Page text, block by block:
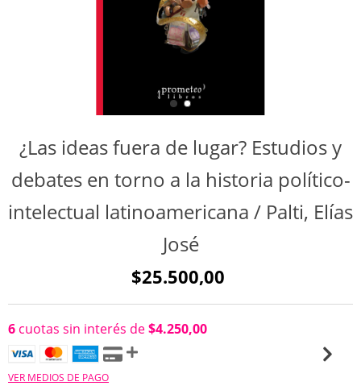
¿Las ideas fuera de lugar? Estudios y
debates en torno a la historia político-
intelectual latinoamericana / Palti, Elías
José
$25.500,00
6 cuotas sin interés de$4.250,00
VER MEDIOS DE PAGO